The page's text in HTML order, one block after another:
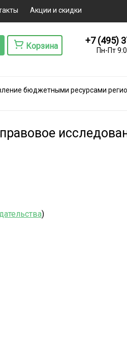
Акции и скидки
Корзина
+7 (495)
Пн-Пт
бюджетными ресурсами
)